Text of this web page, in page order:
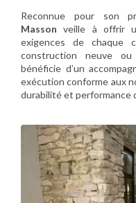
Reconnue pour son
Masson veille à offrir
exigences de chaque
construction neuve
bénéficie d’un
exécution conforme aux
durabilité et performance